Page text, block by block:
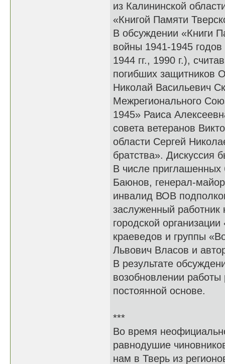
из Калининской
«Книгой Памяти
В обсуждении «Книги
войны 1941-1945
1944 гг., 1990 г.),
погибших защитников
Николай Васильевич
Межрегионального
1945» Раиса
совета ветеранов
области Сергей
братства». Дискуссия
В числе
Баюнов, генерал-
инвалид ВОВ
заслуженный
городской
краеведов и группы
Львович Власов и
В результате
возобновлении работы
постоянной основе.
***
Во время
равнодушие
нам в Тверь из